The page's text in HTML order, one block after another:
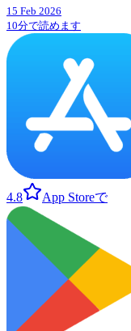
15 Feb 2026
10分で読めます
4.8 App Storeで